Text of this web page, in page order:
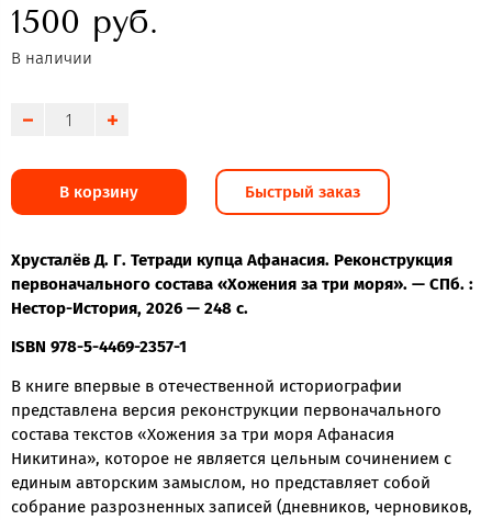
1500 руб.
В наличии
В корзину Быстрый заказ
Хрусталёв Д. Г. Тетради купца Афанасия. Реконструкция
первоначального состава «Хожения за три моря». — СПб. :
Нестор-История, 2026 — 248 с.
ISBN 978-5-4469-2357-1
В книге впервые в отечественной историографии
представлена версия реконструкции первоначального
состава текстов «Хожения за три моря Афанасия
Никитина», которое не является цельным сочинением с
единым авторским замыслом, но представляет собой
собрание разрозненных записей (дневников, черновиков,